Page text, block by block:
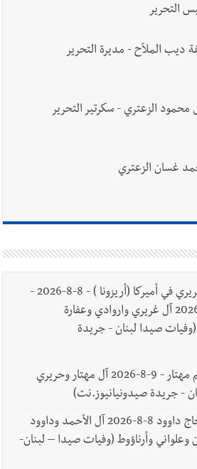
ديب الملاّح - مديرة التحرير
محمود الزعتري - سكرتير التحرير
غسان الزعتري
وفاة دايفيد علي غازي غريري في أميركا (أريزونا ) - 8-8-2026 -
التعازي في صيدا - 10-8-2026 آل غريري واروادي وعفارة
(وفيات صيدا لبنان - جريدة
وفاة الحاجة هدية إبراهيم مهتار - 9-8-2026 آل مهتار وحريري
- جريدة صيدونيانيوز.نت)
وفاة الحاجة وداد علي الحاج داوود 8-8-2026 آل الأحمد وداوود
وأرناؤوط (وفيات صيدا – لبنان-